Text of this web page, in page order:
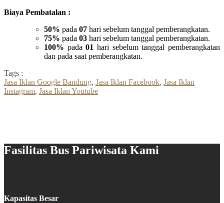
Biaya Pembatalan :
50% pada 07 hari sebelum tanggal pemberangkatan.
75% pada 03 hari sebelum tanggal pemberangkatan.
100% pada01 hari sebelum tanggal pemberangkatan
dan pada saat pemberangkatan.
Tags :
Jasa Iklan Google Bandung, Jasa Iklan Facebook, Jasa Iklan
Instagram, Jasa Iklan Youtube
Fasilitas Bus Pariwisata Kami
Kapasitas Besar